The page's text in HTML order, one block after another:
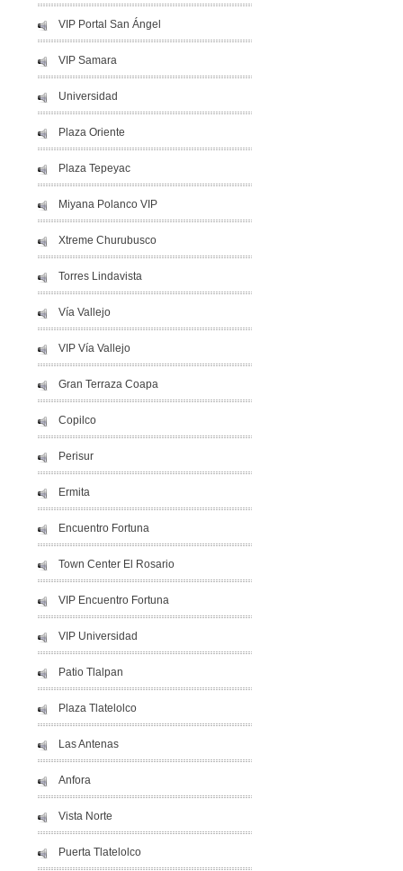
VIP Portal San Ángel
VIP Samara
Universidad
Plaza Oriente
Plaza Tepeyac
Miyana Polanco VIP
Xtreme Churubusco
Torres Lindavista
Vía Vallejo
VIP Vía Vallejo
Gran Terraza Coapa
Copilco
Perisur
Ermita
Encuentro Fortuna
Town Center El Rosario
VIP Encuentro Fortuna
VIP Universidad
Patio Tlalpan
Plaza Tlatelolco
Las Antenas
Anfora
Vista Norte
Puerta Tlatelolco